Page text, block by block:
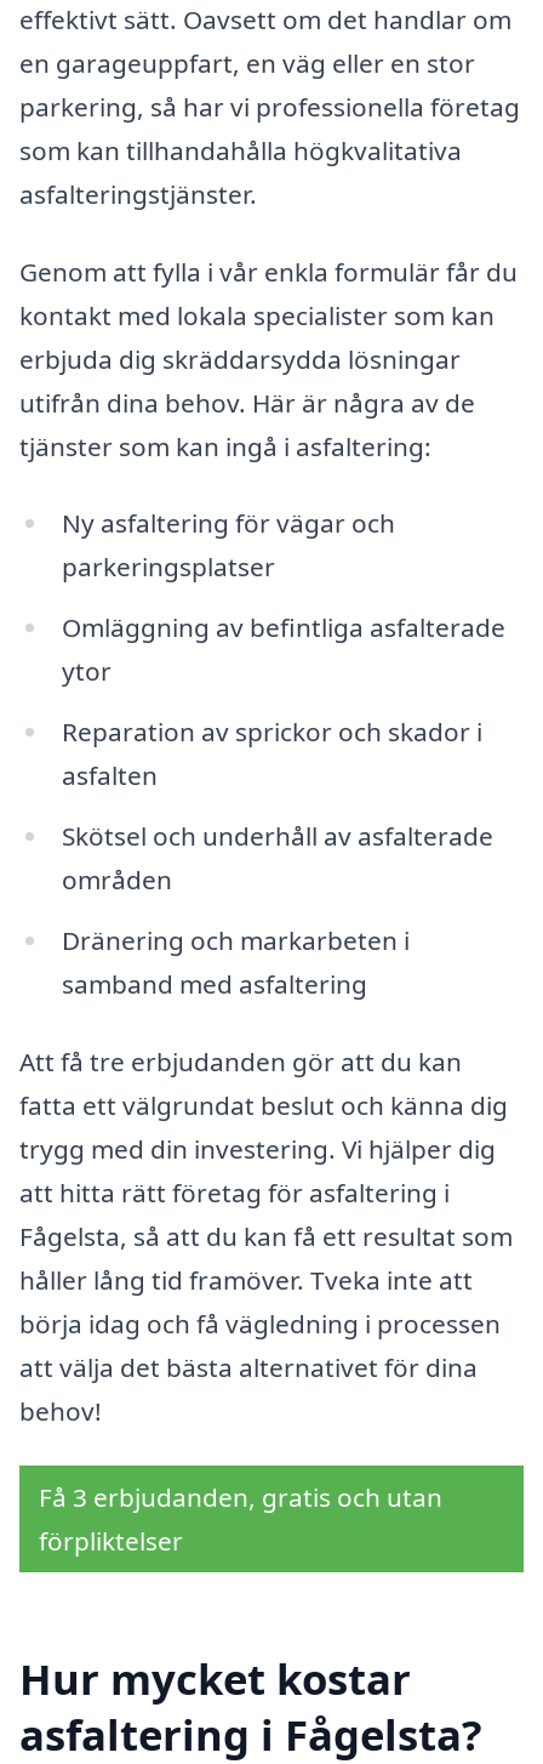
effektivt sätt. Oavsett om det handlar om
en garageuppfart, en väg eller en stor
parkering, så har vi professionella företag
som kan tillhandahålla högkvalitativa
asfalteringstjänster.
Genom att fylla i vår enkla formulär får du
kontakt med lokala specialister som kan
erbjuda dig skräddarsydda lösningar
utifrån dina behov. Här är några av de
tjänster som kan ingå i asfaltering:
Ny asfaltering för vägar och
parkeringsplatser
Omläggning av befintliga asfalterade
ytor
Reparation av sprickor och skador i
asfalten
Skötsel och underhåll av asfalterade
områden
Dränering och markarbeten i
samband med asfaltering
Att få tre erbjudanden gör att du kan
fatta ett välgrundat beslut och känna dig
trygg med din investering. Vi hjälper dig
att hitta rätt företag för asfaltering i
Fågelsta, så att du kan få ett resultat som
håller lång tid framöver. Tveka inte att
börja idag och få vägledning i processen
att välja det bästa alternativet för dina
behov!
Få 3 erbjudanden, gratis och utan
förpliktelser
Hur mycket kostar
asfaltering i Fågelsta?